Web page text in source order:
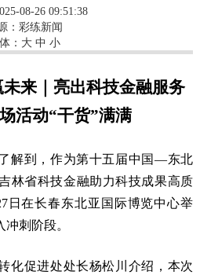
08-26 09:51:38
： 彩练新闻
： 大 中 小
来｜亮出科技金融服务
活动“干货”满满
解到，作为第十五届中国—东北
林省科技金融助力科技成果高质
日在长春东北亚国际博览中心举
刺阶段。
化促进处处长杨松川介绍，本次